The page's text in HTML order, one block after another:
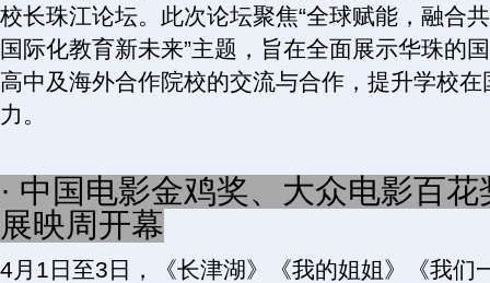
校长珠江论坛。此次论坛聚焦“全球赋能，融
国际化教育新未来”主题，旨在全面展示华珠的
高中及海外合作院校的交流与合作，提升学校
力。
· 中国电影金鸡奖、大众电影百
展映周开幕
4月1日至3日，《长津湖》《我的姐姐》《我们